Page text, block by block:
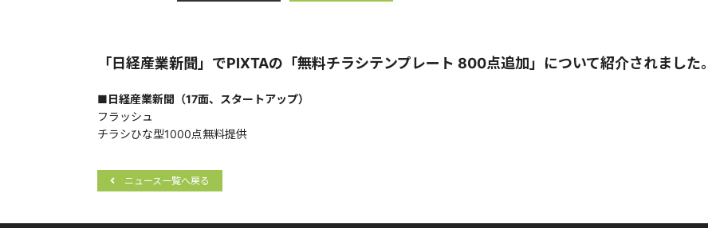
「日経産業新聞」でPIXTAの「無料チラシテンプレート 800点追加」について紹介されました。
■日経産業新聞（17面、スタートアップ）
フラッシュ
チラシひな型1000点無料提供
ニュース一覧へ戻る